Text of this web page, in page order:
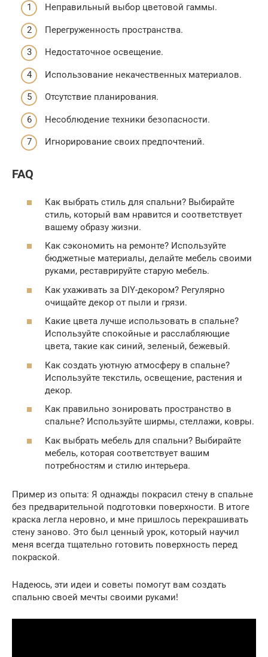
Неправильный выбор цветовой гаммы.
Перегруженность пространства.
Недостаточное освещение.
Использование некачественных материалов.
Отсутствие планирования.
Несоблюдение техники безопасности.
Игнорирование своих предпочтений.
FAQ
Как выбрать стиль для спальни? Выбирайте
стиль, который вам нравится и соответствует
вашему образу жизни.
Как сэкономить на ремонте? Используйте
бюджетные материалы, делайте мебель своими
руками, реставрируйте старую мебель.
Как ухаживать за DIY-декором? Регулярно
очищайте декор от пыли и грязи.
Какие цвета лучше использовать в спальне?
Используйте спокойные и расслабляющие
цвета, такие как синий, зеленый, бежевый.
Как создать уютную атмосферу в спальне?
Используйте текстиль, освещение, растения и
декор.
Как правильно зонировать пространство в
спальне? Используйте ширмы, стеллажи, ковры.
Как выбрать мебель для спальни? Выбирайте
мебель, которая соответствует вашим
потребностям и стилю интерьера.
Пример из опыта: Я однажды покрасил стену в спальне
без предварительной подготовки поверхности. В итоге
краска легла неровно, и мне пришлось перекрашивать
стену заново. Это был ценный урок, который научил
меня всегда тщательно готовить поверхность перед
покраской.
Надеюсь, эти идеи и советы помогут вам создать
спальню своей мечты своими руками!